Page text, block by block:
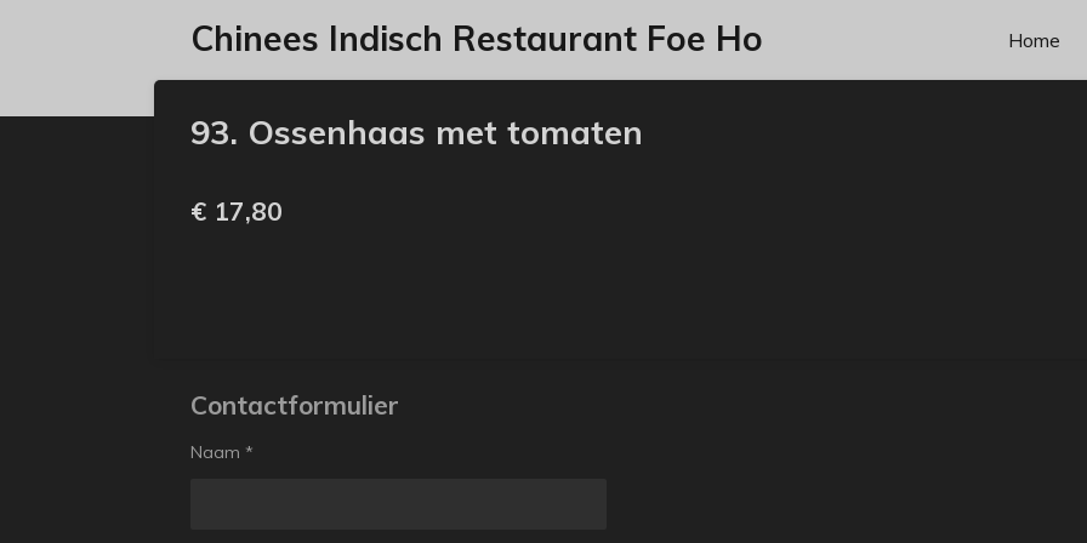
de
Chinees Indisch Restaurant Foe Ho Home
93. Ossenhaas met tomaten
€ 17,80
Contactformulier
Naam *